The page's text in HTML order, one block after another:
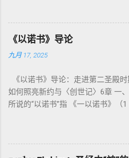
内容看似仪式化，《利未记》却
为我耶和华你们的神是圣洁的。”（
整卷书的中心神学。希伯来文“קָדוֹשׁ”（kadosh）不仅意味着道
德上的圣洁，更意味着“分别出来”、
中活出“圣洁”。圣洁不仅是内心态
祭制度：与神相交的通道 前七章详
（olah）：全然献上，象征奉献与
团契的象征； 赎罪祭 （chatat）
祭 （asham）：针对特定罪行的赔
纯宗教仪式，而是 神提供给罪人恢
《以诺书》导论
九月 17, 2025
《以诺书》导论：走进第二圣殿
如何照亮新约与〈创世记〉6章 一
所说的“以诺书”指 《一以诺书》
世纪），虽不在犹太/基督教主流
吉兹语（埃塞俄比亚语） 保存，